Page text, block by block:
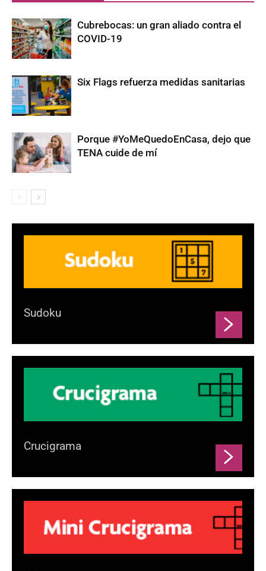
Cubrebocas: un gran aliado contra el
COVID-19
Six Flags refuerza medidas sanitarias
Porque #YoMeQuedoEnCasa, dejo que
TENA cuide de mí
Sudoku
Crucigrama